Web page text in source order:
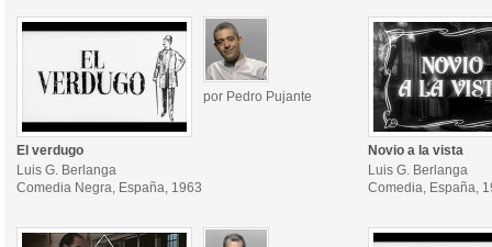
por Pedro Pujante
El verdugo
Luis G. Berlanga
Comedia Negra, España, 1963
Novio a la vista
Luis G. Berlanga
Comedia, España,